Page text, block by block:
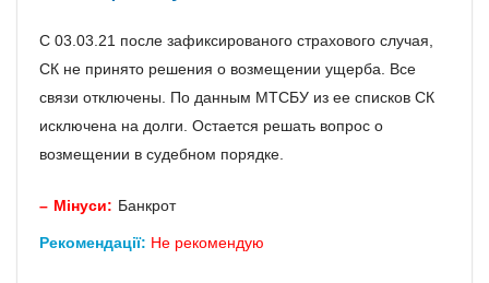
С 03.03.21 после зафиксированого страхового случая,
СК не принято решения о возмещении ущерба. Все
связи отключены. По данным МТСБУ из ее списков СК
исключена на долги. Остается решать вопрос о
возмещении в судебном порядке.
Мінуси: Банкрот
Рекомендації: Не рекомендую